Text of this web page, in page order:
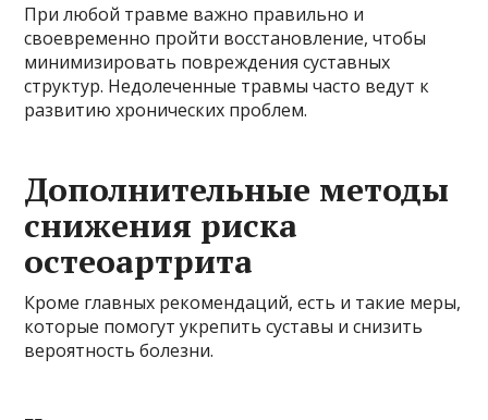
При любой травме важно правильно и
своевременно пройти восстановление, чтобы
минимизировать повреждения суставных
структур. Недолеченные травмы часто ведут к
развитию хронических проблем.
Дополнительные методы
снижения риска
остеоартрита
Кроме главных рекомендаций, есть и такие меры,
которые помогут укрепить суставы и снизить
вероятность болезни.